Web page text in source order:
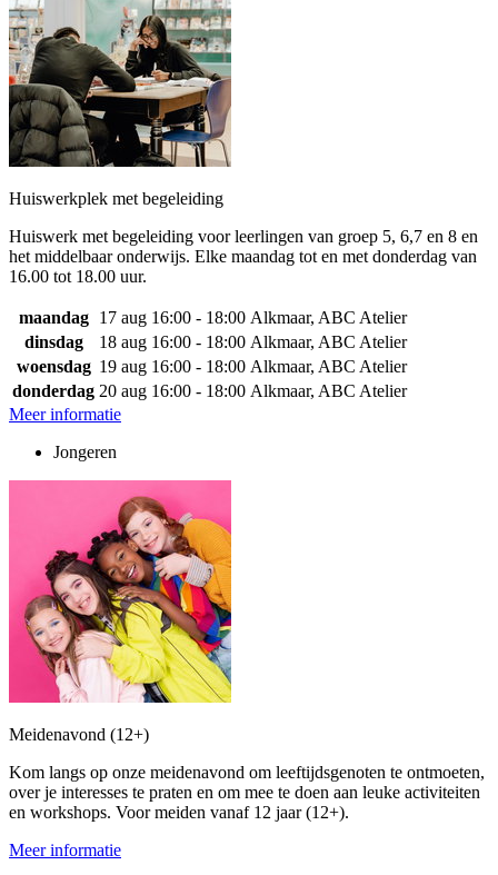
Huiswerkplek met begeleiding
Huiswerk met begeleiding voor leerlingen van groep 5, 6,7 en 8 en
het middelbaar onderwijs. Elke maandag tot en met donderdag van
16.00 tot 18.00 uur.
maandag 17 aug 16:00 - 18:00 Alkmaar, ABC Atelier
dinsdag
18 aug 16:00 - 18:00 Alkmaar, ABC Atelier
woensdag 19 aug 16:00 - 18:00 Alkmaar, ABC Atelier
donderdag 20 aug 16:00 - 18:00 Alkmaar, ABC Atelier
Meer informatie
Jongeren
Meidenavond (12+)
Kom langs op onze meidenavond om leeftijdsgenoten te ontmoeten,
over je interesses te praten en om mee te doen aan leuke activiteiten
en workshops. Voor meiden vanaf 12 jaar (12+).
Meer informatie